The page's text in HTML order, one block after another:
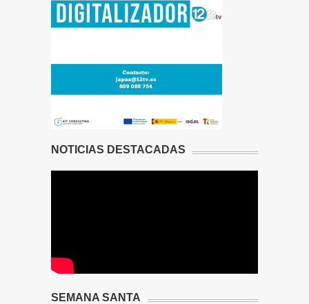
NOTICIAS DESTACADAS
SEMANA SANTA